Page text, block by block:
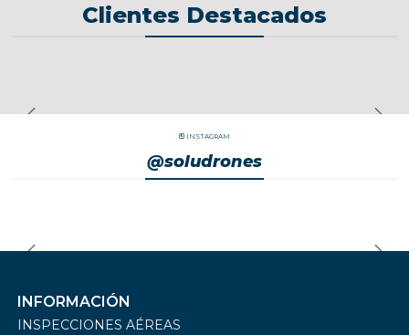
Clientes Destacados
INSTAGRAM
@soludrones
INFORMACIÓN
INSPECCIONES AÉREAS